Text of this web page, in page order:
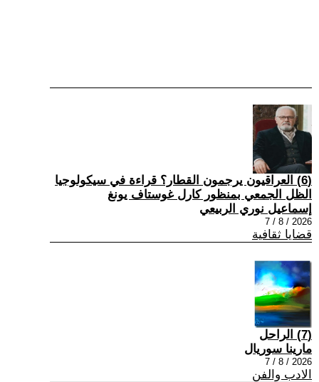
(6) العراقيون يرجمون القطار؟ قراءة في سيكولوجيا
الظل الجمعي بمنظور كارل غوستاف يونغ
إسماعيل نوري الربيعي
2026 / 8 / 7
قضايا ثقافية
(7) الراحل
مارينا سوريال
2026 / 8 / 7
الادب والفن